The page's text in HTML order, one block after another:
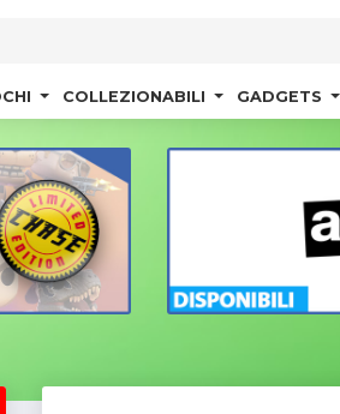
COLLEZIONABILI GADGETS